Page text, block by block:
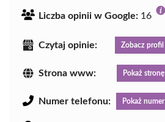
Liczba opinii w Google: 16
Czytaj opinie: Zobacz profil
Strona www: Pokaż stronę
Numer telefonu: Pokaż numer